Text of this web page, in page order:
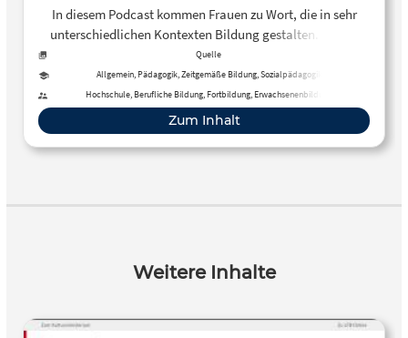
In diesem Podcast kommen Frauen zu Wort, die in sehr
unterschiedlichen Kontexten Bildung gestalten. Neben
Lehren und Begleiten werden auch die Gestaltung von
Rahmenbedingungen und Strukturen sowie die eigene
Lernbiographie thematisiert.
Quelle
Allgemein, Pädagogik, Zeitgemäße Bildung, Sozialpädagogik
Hochschule, Berufliche Bildung, Fortbildung, Erwachsenenbildung
Zum Inhalt
Weitere Inhalte